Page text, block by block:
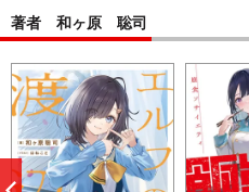
著者 和ヶ原 聡司